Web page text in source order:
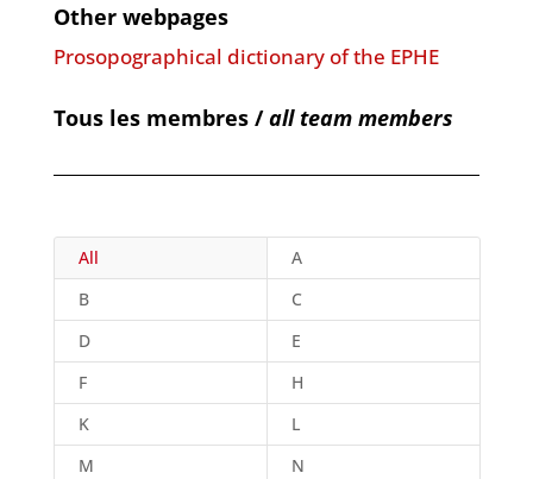
Other webpages
Prosopographical dictionary of the EPHE
Tous les membres /all team members
All
A
B
C
D
E
F
H
K
L
M
N